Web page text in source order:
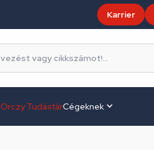
Karrier
Orczy TudástárCégeknek